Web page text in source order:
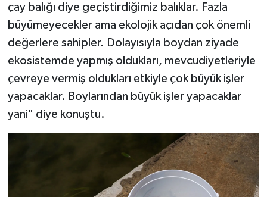
çay balığı diye geçiştirdiğimiz balıklar. Fazla
büyümeyecekler ama ekolojik açıdan çok önemli
değerlere sahipler. Dolayısıyla boydan ziyade
ekosistemde yapmış oldukları, mevcudiyetleriyle
çevreye vermiş oldukları etkiyle çok büyük işler
yapacaklar. Boylarından büyük işler yapacaklar
yani" diye konuştu.